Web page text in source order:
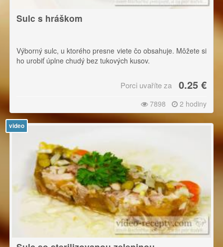
Sulc s hráškom
Výborný sulc, u ktorého presne viete čo obsahuje. Môžete si
ho urobiť úplne chudý bez tukových kusov.
Porci uvaříte za 0.25 €
7898 2 hodiny
video